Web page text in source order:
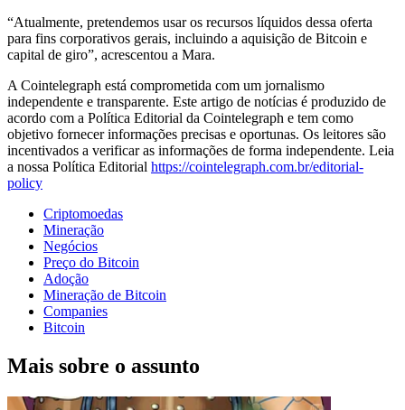
“Atualmente, pretendemos usar os recursos líquidos dessa oferta
para fins corporativos gerais, incluindo a aquisição de Bitcoin e
capital de giro”, acrescentou a Mara.
A Cointelegraph está comprometida com um jornalismo
independente e transparente. Este artigo de notícias é produzido de
acordo com a Política Editorial da Cointelegraph e tem como
objetivo fornecer informações precisas e oportunas. Os leitores são
incentivados a verificar as informações de forma independente. Leia
a nossa Política Editorial https://cointelegraph.com.br/editorial-
policy
Criptomoedas
Mineração
Negócios
Preço do Bitcoin
Adoção
Mineração de Bitcoin
Companies
Bitcoin
Mais sobre o assunto